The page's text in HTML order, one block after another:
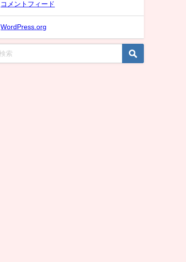
コメントフィード
WordPress.org